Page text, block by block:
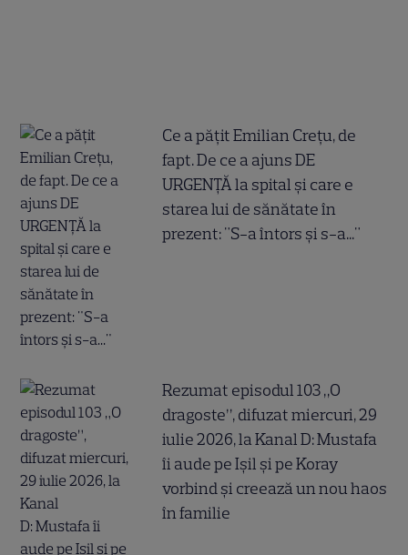
Ce a pățit Emilian Crețu, de
fapt. De ce a ajuns DE
URGENȚĂ la spital și care e
starea lui de sănătate în
prezent: "S-a întors și s-a..."
Rezumat episodul 103 „O
dragoste”, difuzat miercuri, 29
iulie 2026, la Kanal D: Mustafa
îi aude pe Ișil și pe Koray
vorbind și creează un nou haos
în familie